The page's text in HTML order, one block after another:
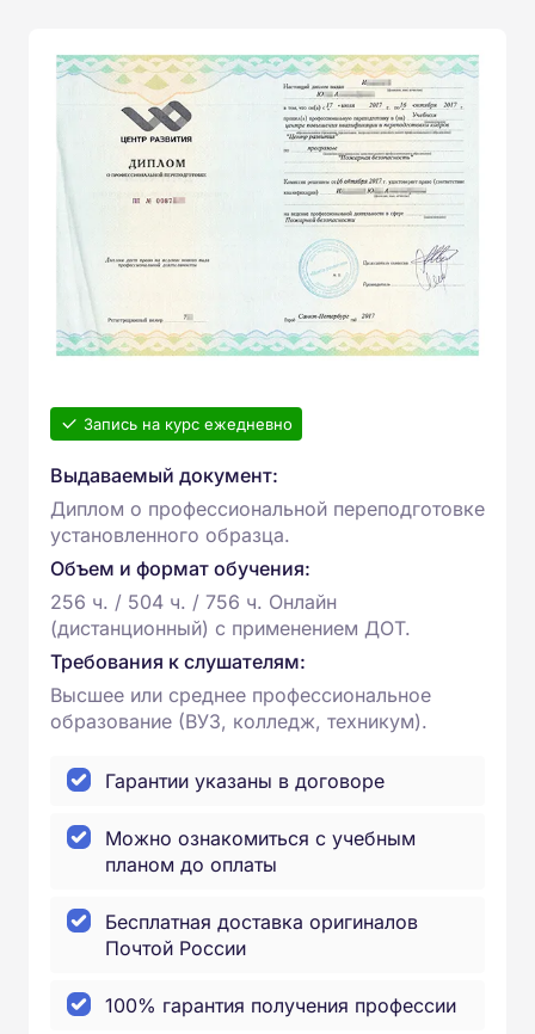
Запись на курс ежедневно
Выдаваемый документ:
Диплом о профессиональной переподготовке
установленного образца.
Объем и формат обучения:
256 ч. / 504 ч. / 756 ч. Онлайн
(дистанционный) с применением ДОТ.
Требования к слушателям:
Высшее или среднее профессиональное
образование (ВУЗ, колледж, техникум).
Гарантии указаны в договоре
Можно ознакомиться с учебным
планом до оплаты
Бесплатная доставка оригиналов
Почтой России
100% гарантия получения профессии